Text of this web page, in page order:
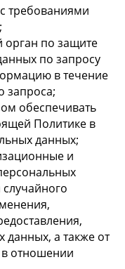
требованиями
по защите
по запросу
в течение
запроса;
обеспечивать
Политике в
данных;
и
данных, а также от
отношении